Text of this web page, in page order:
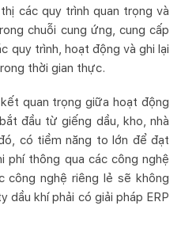
các quy trình quan trọng và
chuỗi cung ứng, cung cấp
quy trình, hoạt động và ghi lại
thời gian thực.
quan trọng giữa hoạt động
đầu từ giếng dầu, kho, nhà
có tiềm năng to lớn để đạt
phí thông qua các công nghệ
công nghệ riêng lẻ sẽ không
dầu khí phải có giải pháp ERP